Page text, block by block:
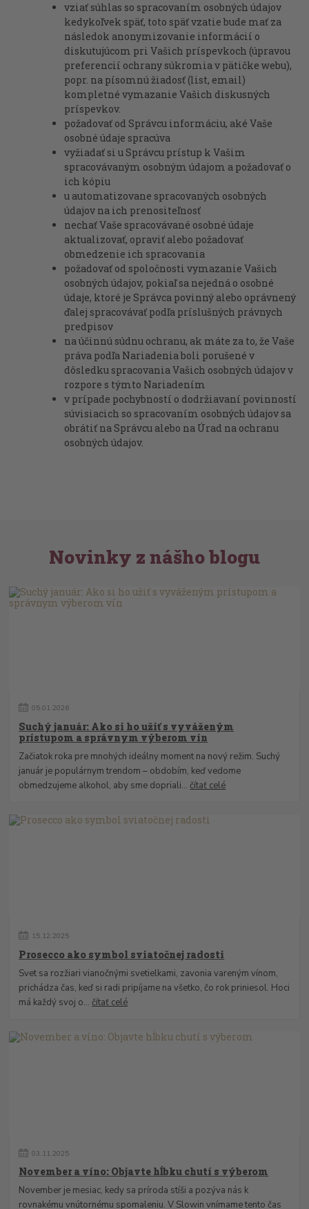
vziať súhlas so spracovaním osobných údajov
kedykoľvek späť, toto späť vzatie bude mať za
následok anonymizovanie informácií o
diskutujúcom pri Vašich príspevkoch (úpravou
preferencií ochrany súkromia v pätičke webu),
popr. na písomnú žiadosť (list, email)
kompletné vymazanie Vašich diskusných
príspevkov.
požadovať od Správcu informáciu, aké Vaše
osobné údaje spracúva
vyžiadať si u Správcu prístup k Vašim
spracovávaným osobným údajom a požadovať o
ich kópiu
u automatizovane spracovaných osobných
údajov na ich prenositeľnosť
nechať Vaše spracovávané osobné údaje
aktualizovať, opraviť alebo požadovať
obmedzenie ich spracovania
požadovať od spoločnosti vymazanie Vašich
osobných údajov, pokiaľ sa nejedná o osobné
údaje, ktoré je Správca povinný alebo oprávnený
ďalej spracovávať podľa príslušných právnych
predpisov
na účinnú súdnu ochranu, ak máte za to, že Vaše
práva podľa Nariadenia boli porušené v
dôsledku spracovania Vašich osobných údajov v
rozpore s týmto Nariadením
v prípade pochybností o dodržiavaní povinností
súvisiacich so spracovaním osobných údajov sa
obrátiť na Správcu alebo na Úrad na ochranu
osobných údajov.
Novinky z nášho blogu
05.01.2026
Suchý január: Ako si ho užiť s vyváženým
prístupom a správnym výberom vín
Začiatok roka pre mnohých ideálny moment na nový režim. Suchý
január je populárnym trendom – obdobím, keď vedome
obmedzujeme alkohol, aby sme dopriali...čítať celé
15. 12.2025
Prosecco ako symbol sviatočnej radosti
Svet sa rozžiari vianočnými svetielkami, zavonia vareným vínom,
prichádza čas, keď si radi pripíjame na všetko, čo rok priniesol. Hoci
má každý svoj o...čítať celé
03. 11.2025
November a víno: Objavte hĺbku chutí s výberom
November je mesiac, kedy sa príroda stíši a pozýva nás k
rovnakému vnútornému spomaleniu. V Slowin vnímame tento čas